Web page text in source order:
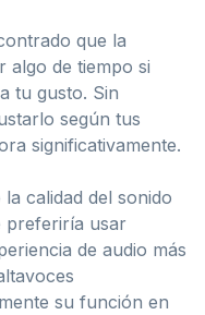
que la
algo de tiempo si
tu gusto. Sin
según tus
significativamente.
calidad del sonido
preferiría usar
de audio más
su función en